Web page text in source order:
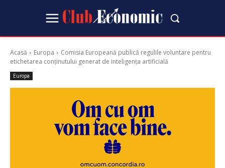
Acasă Europa
Comisia Europeană publică regulile voluntare pentru
etichetarea conținutului generat de inteligența artificială
Europa